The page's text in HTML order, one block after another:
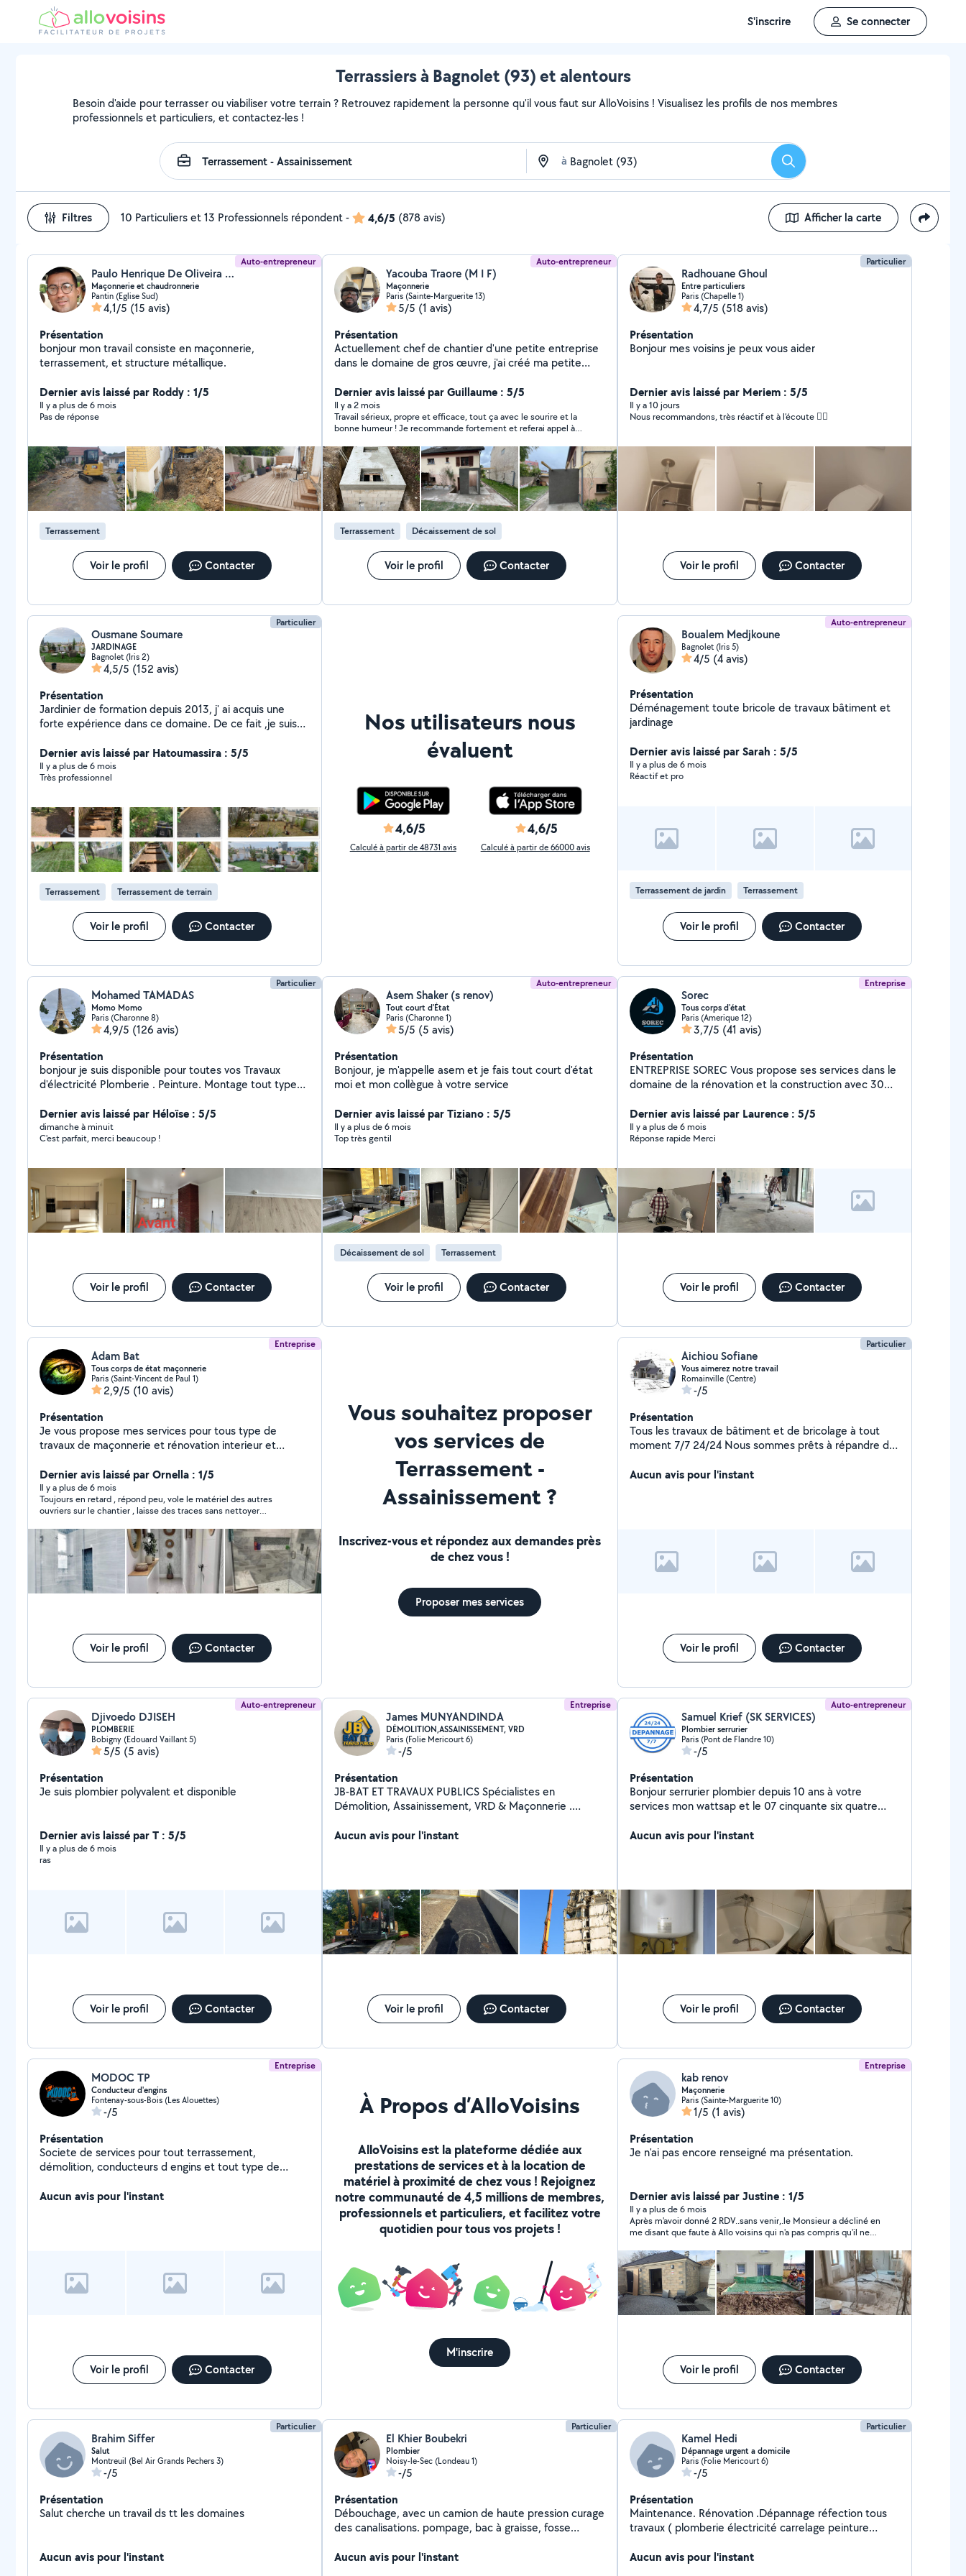
S'inscrire Se connecter
Terrassiers à Bagnolet (93) et alentours
Besoin d'aide pour terrasser ou viabiliser votre terrain ? Retrouvez rapidement la personne qu'il vous faut sur AlloVoisins ! Visualisez les profils de nos membres
professionnels et particuliers, et contactez-les !
à Rechercher
Filtres 10 Particuliers et 13 Professionnels répondent- 4,6/5 (878 avis) Afficher la carte
Auto-entrepreneur
Paulo Henrique De Oliveira (Paulo Henrique)
Maçonnerie et chaudronnerie
Pantin (Eglise Sud)
4,1/5 (15 avis)
Présentation
bonjour mon travail consiste en maçonnerie,
terrassement, et structure métallique.
Dernier avis laissé par Roddy : 1/5
Il y a plus de 6 mois
Pas de réponse
Terrassement
Voir le profil Contacter
Auto-entrepreneur
Yacouba Traore (M I F)
Maçonnerie
Paris (Sainte-Marguerite 13)
5/5 (1 avis)
Présentation
Actuellement chef de chantier d'une petite entreprise
dans le domaine de gros œuvre, j'ai créé ma petite
chantiers.
Dernier avis laissé par Guillaume : 5/5
Il y a 2 mois
Travail sérieux, propre et efficace, tout ça avec le sourire et la
bonne humeur ! Je recommande fortement et referai appel à
Terrassement Décaissement de sol
Voir le profil Contacter
Particulier
Radhouane Ghoul
Entre particuliers
Paris (Chapelle 1)
4,7/5 (518 avis)
Présentation
Bonjour mes voisins je peux vous aider
Dernier avis laissé par Meriem : 5/5
Il y a 10 jours
Nous recommandons, très réactif et à l’écoute 👍🏼
Voir le profil Contacter
Particulier
Ousmane Soumare
JARDINAGE
Bagnolet (Iris 2)
4,5/5 (152 avis)
Présentation
Jardinier de formation depuis 2013, j' ai acquis une
forte expérience dans ce domaine. De ce fait ,je suis
paysage et d'entretien d'espace vert . J'ai également
acquis une compétence en Pose de Terrasse en Bois
sur plot. Pour être rassuré de mon professionnalisme,
galerie photo où j'ai mis quelques une de mes
réalisations. Merci de votre confiance !
Dernier avis laissé par Hatoumassira : 5/5
Il y a plus de 6 mois
Très professionnel
Terrassement Terrassement de terrain
Voir le profil Contacter
Nos utilisateurs nous
évaluent
4,6/5
Calculé à partir de 48731 avis
4,6/5
Calculé à partir de 66000 avis
Auto-entrepreneur
Boualem Medjkoune
Bagnolet (Iris 5)
4/5 (4 avis)
Présentation
Déménagement toute bricole de travaux bâtiment et
jardinage
Dernier avis laissé par Sarah : 5/5
Il y a plus de 6 mois
Réactif et pro
Terrassement de jardin Terrassement
Voir le profil Contacter
Particulier
Mohamed TAMADAS
Momo Momo
Paris (Charonne 8)
4,9/5 (126 avis)
Présentation
bonjour je suis disponible pour toutes vos Travaux
d'électricité Plomberie . Peinture. Montage tout type
dynamique
Dernier avis laissé par Héloïse : 5/5
dimanche à minuit
C'est parfait, merci beaucoup !
Voir le profil Contacter
Auto-entrepreneur
Asem Shaker (s renov)
Tout court d'État
Paris (Charonne 1)
5/5 (5 avis)
Présentation
Bonjour, je m'appelle asem et je fais tout court d'état
moi et mon collègue à votre service
Dernier avis laissé par Tiziano : 5/5
Il y a plus de 6 mois
Top très gentil
Décaissement de sol Terrassement
Voir le profil Contacter
Entreprise
Sorec
Tous corps d'état
Paris (Amerique 12)
3,7/5 (41 avis)
Présentation
ENTREPRISE SOREC Vous propose ses services dans le
domaine de la rénovation et la construction avec 30
Déplacements île de France PEINTURE * Acrylique,
Glycero, Mat, Satiné, etc. * Mur plafond boiserie
(Menuiserie : Porte, fenêtres, garage, escalier, plinthes,
Reprise des fissures +(toile fiss net) * Rebouchage des
trous * Enduits de ratissage (Lissage) * Enduits
décoratifs (industriel, effet béton ciré , tadelakt..etc.) *
Ponçage sans poussière. = POSE DE REVETEMENTS
SOL ET MUR : * Fibre de verre * Faïence (Carrelage) *
Laine de verre, laine de roche, laine de bois,
polystyrène * Isolation des combles, aménagement
des combles = PLACO : * Cloisons, doublages,
, standard * Pose d'huisserie / Menuiseri
Dernier avis laissé par Laurence : 5/5
Il y a plus de 6 mois
Réponse rapide Merci
Voir le profil Contacter
Entreprise
Adam Bat
Tous corps de état maçonnerie
Paris (Saint-Vincent de Paul 1)
2,9/5 (10 avis)
Présentation
Je vous propose mes services pour tous type de
travaux de maçonnerie et rénovation interieur et
montage de meuble avec un expérience 27 ans et une
assurance décennale et une équipe de 5 personnes
cdt
Dernier avis laissé par Ornella : 1/5
Il y a plus de 6 mois
Toujours en retard , répond peu, vole le matériel des autres
ouvriers sur le chantier , laisse des traces sans nettoyer
travail à moitié ( porte à galandage qui a pas été repeint,
manquait du BA 13 et qui ne rentre pas suffisamment dans le
mur cf photo ) le faux plafond présente des imperfections .
C’est ce qui arrive quand on ne sélectionne des entrepreneurs
avec peu ou des mauvais . Évidemment il ne reviendra pas ppur
repare
Voir le profil Contacter
Vous souhaitez proposer
vos services de
Terrassement -
Assainissement ?
Inscrivez-vous et répondez aux demandes près
de chez vous !
Proposer mes services
Particulier
Aichiou Sofiane
Vous aimerez notre travail
Romainville (Centre)
-/5
Présentation
Tous les travaux de bâtiment et de bricolage à tout
moment 7/7 24/24 Nous sommes prêts à répandre de
préparés pour chaque travail en détail Travail acharné,
Aucun avis pour l'instant
Voir le profil Contacter
Auto-entrepreneur
Djivoedo DJISEH
PLOMBERIE
Bobigny (Edouard Vaillant 5)
5/5 (5 avis)
Présentation
Je suis plombier polyvalent et disponible
Dernier avis laissé par T : 5/5
Il y a plus de 6 mois
ras
Voir le profil Contacter
Entreprise
James MUNYANDINDA
DÉMOLITION,ASSAINISSEMENT, VRD
Paris (Folie Mericourt 6)
-/5
Présentation
JB-BAT ET TRAVAUX PUBLICS Spécialistes en
Démolition, Assainissement, VRD & Maçonnerie .
Assainissement (réseaux, évacuation, etc.) - VRD
7j/7 (selon demande). - Équipe expérimentée & travail
soigné. Contactez-nous dès maintenant pour un devis
gratuit !*
Aucun avis pour l'instant
Voir le profil Contacter
Auto-entrepreneur
Samuel Krief (SK SERVICES)
Plombier serrurier
Paris (Pont de Flandre 10)
-/5
Présentation
Bonjour serrurier plombier depuis 10 ans à votre
services mon wattsap et le 07 cinquante six quatre
Aucun avis pour l'instant
Voir le profil Contacter
Entreprise
MODOC TP
Conducteur d'engins
Fontenay-sous-Bois (Les Alouettes)
-/5
Présentation
Societe de services pour tout terrassement,
démolition, conducteurs d engins et tout type de
Aucun avis pour l'instant
Voir le profil Contacter
À Propos d’AlloVoisins
AlloVoisins est la plateforme dédiée aux
prestations de services et à la location de
matériel à proximité de chez vous ! Rejoignez
notre communauté de 4,5 millions de membres,
professionnels et particuliers, et facilitez votre
quotidien pour tous vos projets !
M'inscrire
Entreprise
kab renov
Maçonnerie
Paris (Sainte-Marguerite 10)
1/5 (1 avis)
Présentation
Je n'ai pas encore renseigné ma présentation.
Dernier avis laissé par Justine : 1/5
Il y a plus de 6 mois
Après m'avoir donné 2 RDV..sans venir,.le Monsieur a décliné en
me disant que faute à Allo voisins qui n'a pas compris qu'il ne
HABITE 78..et moi 77.. J'attends la réaction de Allo voisins
Voir le profil Contacter
Particulier
Brahim Siffer
Salut
Montreuil (Bel Air Grands Pechers 3)
-/5
Présentation
Salut cherche un travail ds tt les domaines
Aucun avis pour l'instant
Particulier
El Khier Boubekri
Plombier
Noisy-le-Sec (Londeau 1)
-/5
Présentation
Débouchage, avec un camion de haute pression curage
des canalisations. pompage, bac à graisse, fosse
de plomberie Intervention rapide et efficace 24/7
Aucun avis pour l'instant
Particulier
Kamel Hedi
Dépannage urgent a domicile
Paris (Folie Mericourt 6)
-/5
Présentation
Maintenance. Rénovation .Dépannage réfection tous
travaux ( plomberie électricité carrelage peinture
de dépannage urgent recherche de panne ou des
Aucun avis pour l'instant